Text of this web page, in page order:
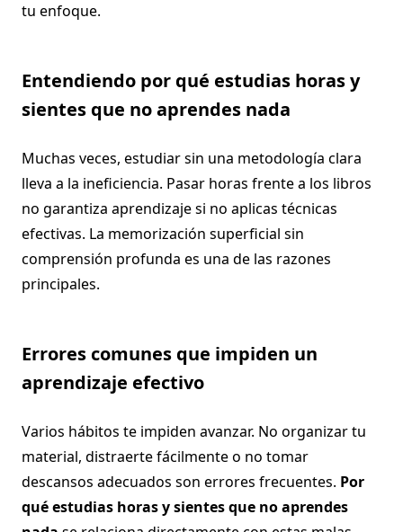
tu enfoque.
Entendiendo por qué estudias horas y
sientes que no aprendes nada
Muchas veces, estudiar sin una metodología clara
lleva a la ineficiencia. Pasar horas frente a los libros
no garantiza aprendizaje si no aplicas técnicas
efectivas. La memorización superficial sin
comprensión profunda es una de las razones
principales.
Errores comunes que impiden un
aprendizaje efectivo
Varios hábitos te impiden avanzar. No organizar tu
material, distraerte fácilmente o no tomar
descansos adecuados son errores frecuentes. Por
qué estudias horas y sientes que no aprendes